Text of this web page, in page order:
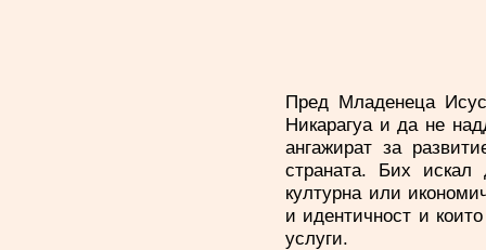
Пред Младенеца
Никарагуа и да не
ангажират за
страната. Бих искал
културна или
и идентичност и
услуги.